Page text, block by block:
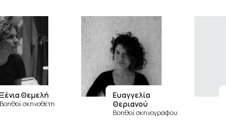
Ξένια Θεμελή
Βοηθοί σκηνοθέτη
Ευαγγελία
Θεριανού
Βοηθοί σκηνογράφου